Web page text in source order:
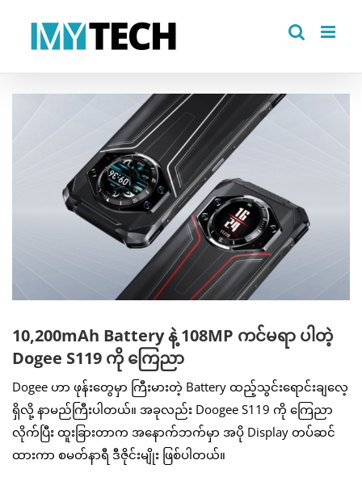
10,200mAh Battery နဲ့ 108MP ကင်မရာ ပါတဲ့
Dogee S119 ကို ကြေညာ
Dogee ဟာ ဖုန်းတွေမှာ ကြီးမားတဲ့ Battery ထည့်သွင်းရောင်းချလေ့
ရှိလို့ နာမည်ကြီးပါတယ်။ အခုလည်း Doogee S119 ကို ကြေညာ
လိုက်ပြီး ထူးခြားတာက အနောက်ဘက်မှာ အပို Display တပ်ဆင်
ထားကာ စမတ်နာရီ ဒီဇိုင်းမျိုး ဖြစ်ပါတယ်။